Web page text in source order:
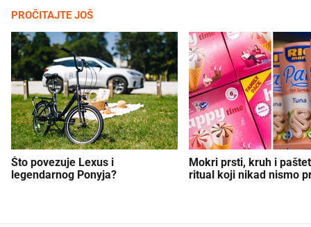
PROČITAJTE JOŠ
Što povezuje Lexus i
legendarnog Ponyja?
Mokri prsti, kruh i
ritual koji nikad nismo